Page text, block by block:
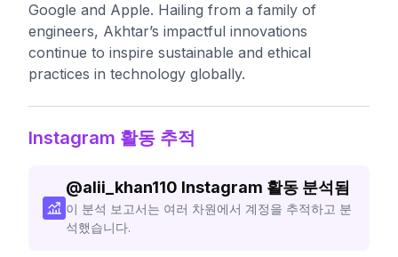
Google and Apple. Hailing from a family of
engineers, Akhtar’s impactful innovations
continue to inspire sustainable and ethical
practices in technology globally.
Instagram 활동 추적
@alii_khan110 Instagram 활동 분석됨
이 분석 보고서는 여러 차원에서 계정을 추적하고 분
석했습니다.